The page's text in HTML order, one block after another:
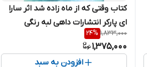
کتاب وقتی که از ماه زاده شد اثر سارا
ای پارکر انتشارات داهی لبه رنگی
1,833,000
24%
1,375,000
افزودن به سبد